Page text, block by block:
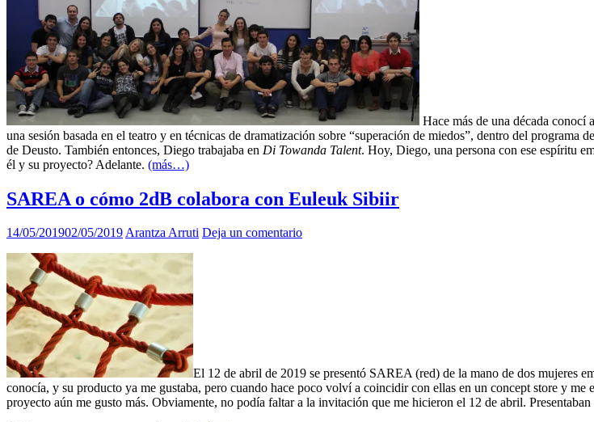
Hace más de una década conocí
una sesión basada en el teatro y en técnicas de dramatización sobre “superación de miedos”, dentro del programa
de Deusto. También entonces, Diego trabajaba en Di Towanda Talent. Hoy, Diego, una persona con ese espíritu
él y su proyecto? Adelante. (más…)
SAREA o cómo 2dB colabora con Euleuk Sibiir
14/05/201902/05/2019Arantza Arruti Deja un comentario
El 12 de abril de 2019 se presentó SAREA (red) de la mano de dos mujeres
conocía, y su producto ya me gustaba, pero cuando hace poco volví a coincidir con ellas en un concept store y
proyecto aún me gusto más. Obviamente, no podía faltar a la invitación que me hicieron el 12 de abril.